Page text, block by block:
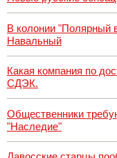
В колонии "Полярный
Навальный
Какая компания по
СДЭК.
Общественники
"Наследие"